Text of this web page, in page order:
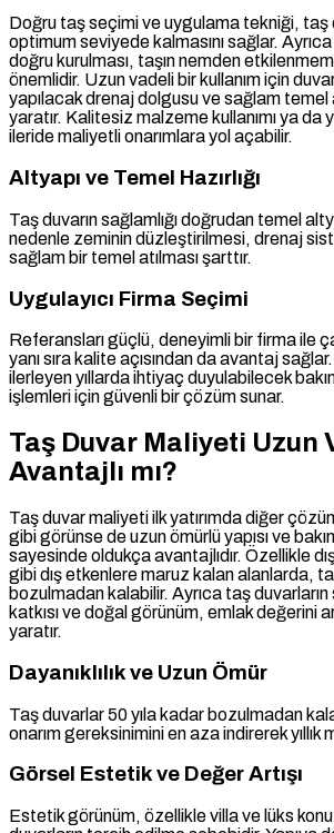
Doğru taş seçimi ve uygulama tekniği, taş
optimum seviyede kalmasını sağlar.
doğru kurulması, taşın nemden
önemlidir. Uzun vadeli bir kullanım için
yapılacak drenaj dolgusu ve sağlam temel
yaratır. Kalitesiz malzeme kullanımı ya da
ileride maliyetli onarımlara yol açabilir.
Altyapı ve Temel Hazırlığı
Taş duvarın sağlamlığı doğrudan temel
nedenle zeminin düzleştirilmesi, drenaj
sağlam bir temel atılması şarttır.
Uygulayıcı Firma Seçimi
Referansları güçlü, deneyimli bir firma ile
yanı sıra kalite açısından da avantaj
ilerleyen yıllarda ihtiyaç duyulabilecek
işlemleri için güvenli bir çözüm sunar.
Taş Duvar Maliyeti Uzun
Avantajlı mı?
Taş duvar maliyeti ilk yatırımda diğer
gibi görünse de uzun ömürlü yapısı ve
sayesinde oldukça avantajlıdır. Özellikle
gibi dış etkenlere maruz kalan alanlarda,
bozulmadan kalabilir. Ayrıca taş duvarların
katkısı ve doğal görünüm, emlak değerini
yaratır.
Dayanıklılık ve Uzun Ömür
Taş duvarlar 50 yıla kadar bozulmadan
onarım gereksinimini en aza indirerek yıllık
Görsel Estetik ve Değer Artışı
Estetik görünüm, özellikle villa ve lüks